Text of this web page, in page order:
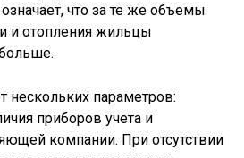
что за те же объемы
и отопления жильцы
нескольких параметров:
приборов учета и
компании. При отсутствии